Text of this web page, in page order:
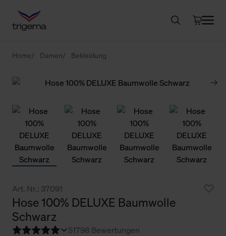
Home Damen Bekleidung
Art. Nr.: 37091
Hose 100% DELUXE Baumwolle
Schwarz
51798 Bewertungen